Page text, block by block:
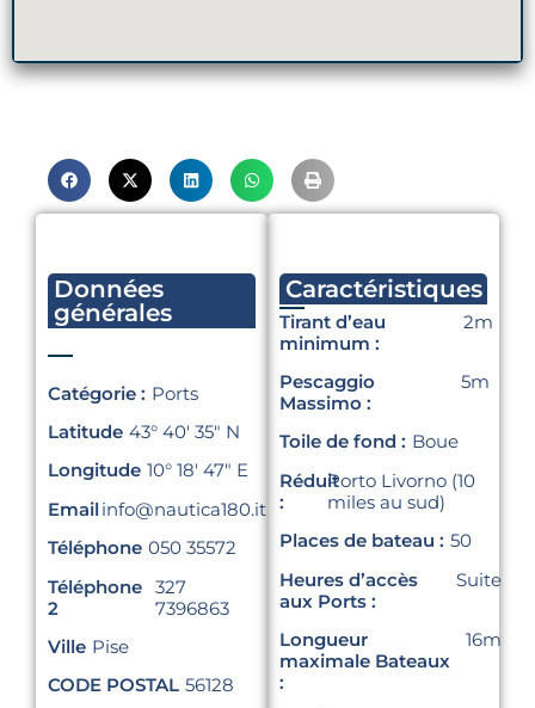
Données
générales
Catégorie : Ports
Latitude 43° 40′ 35″ N
Longitude 10° 18′ 47″ E
Emailinfo@nautica180.it
Téléphone 050 35572
Téléphone
2
327
7396863
Ville Pise
CODE POSTAL 56128
Caractéristiques
Tirant d’eau
minimum :
2m
Pescaggio
Massimo :
5m
Toile de fond : Boue
Réduit
:
Porto Livorno (10
miles au sud)
Places de bateau : 50
Heures d’accès
aux Ports :
Suite
Longueur
maximale Bateaux
:
16m